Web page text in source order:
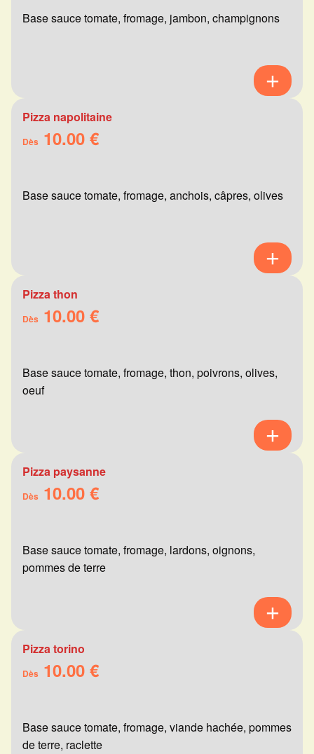
Base sauce tomate, fromage, jambon, champignons
Pizza napolitaine
Dès 10.00 €
Base sauce tomate, fromage, anchois, câpres, olives
Pizza thon
Dès 10.00 €
Base sauce tomate, fromage, thon, poivrons, olives,
oeuf
Pizza paysanne
Dès 10.00 €
Base sauce tomate, fromage, lardons, oignons,
pommes de terre
Pizza torino
Dès 10.00 €
Base sauce tomate, fromage, viande hachée, pommes
de terre, raclette